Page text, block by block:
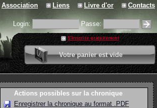
Association Liens Livre d'or Contacts
Login: Passe:
S'inscrire gratuitement
Votre panier est vide
0 article
Valider votre panier
Actions possibles sur la chronique
Enregistrer la chronique au format .PDF